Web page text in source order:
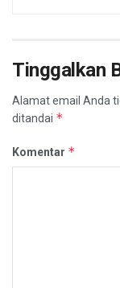
Tinggalkan
Alamat email Anda
ditandai *
Komentar *